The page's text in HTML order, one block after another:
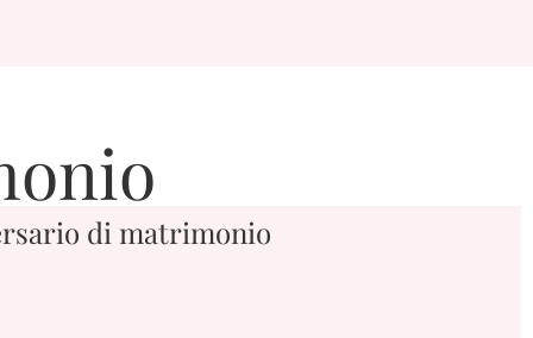
di matrimonio